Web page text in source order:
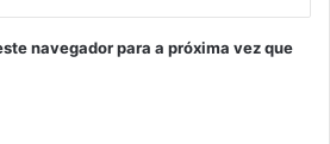
navegador para a próxima vez que